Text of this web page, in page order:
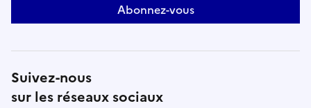
Abonnez-vous
Suivez-nous
sur les réseaux sociaux